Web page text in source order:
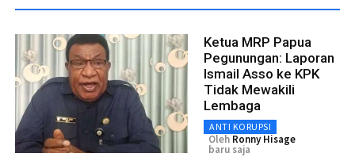
Ketua MRP Papua
Pegunungan: Laporan
Ismail Asso ke KPK
Tidak Mewakili
Lembaga
ANTI KORUPSI
Oleh Ronny Hisage
baru saja